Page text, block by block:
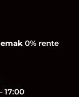
0% rente
17:00